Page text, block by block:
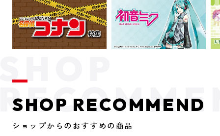
SHOP RECOMMEND
ショップからのおすすめの商品